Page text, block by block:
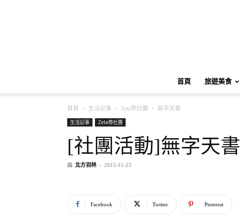
首頁 旅遊美食
首頁 生活記事 Zeta帶社團
無字天書
生活記事
Zeta帶社團
[社團活動]無字天書
由 北方羽林 - 2015-11-25
Facebook Twitter Pinterest